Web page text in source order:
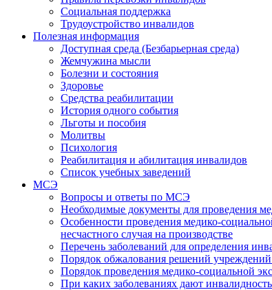
Социальная поддержка
Трудоустройство инвалидов
Полезная информация
Доступная среда (Безбарьерная среда)
Жемчужина мысли
Болезни и состояния
Здоровье
Средства реабилитации
История одного события
Льготы и пособия
Молитвы
Психология
Реабилитация и абилитация инвалидов
Список учебных заведений
МСЭ
Вопросы и ответы по МСЭ
Необходимые документы для проведения
Особенности проведения медико-
несчастного случая на производстве
Перечень заболеваний для определения
Порядок обжалования решений
Порядок проведения медико-социальной
При каких заболеваниях дают